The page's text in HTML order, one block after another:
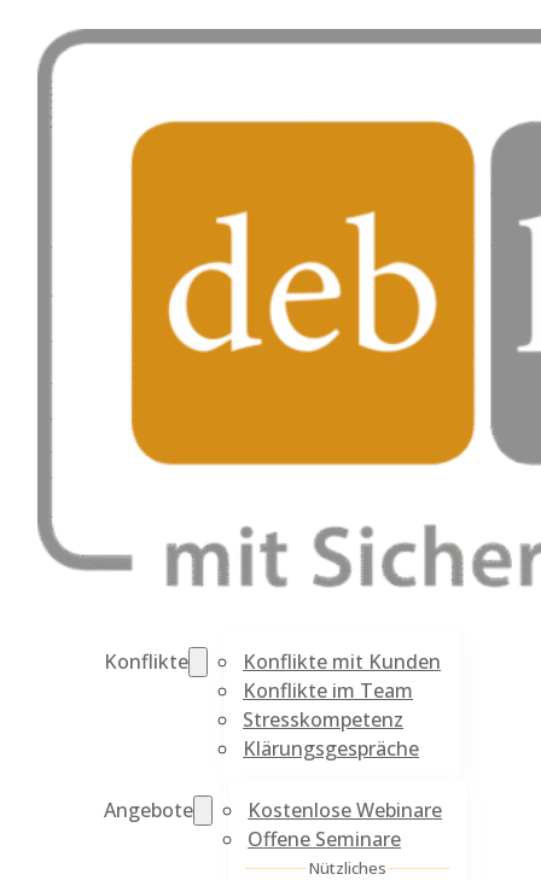
Konflikte
Konflikte mit Kunden
Konflikte im Team
Stresskompetenz
Klärungsgespräche
Angebote
Kostenlose Webinare
Offene Seminare
Nützliches